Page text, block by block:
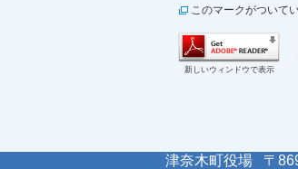
このマークがついて
新しいウィンドウで表示
津奈木町役場 〒